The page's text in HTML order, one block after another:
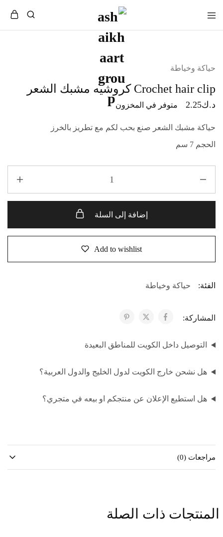
حياكة وخياطة
Crochet hair clip كروشيه مشبك الشعر
د.ك2.25 متوفر في المخزون
حياكة مشبك الشعر صنع بحب لكم مع تطريز بالخرز
الحجم 7 سم
إضافة إلى السلة
Add to wishlist
الفئة: حياكة وخياطة
المشاركة:
التوصيل داخل الكويت للمناطق البعيدة
هل نشحن خارج الكويت لدول الخليج والدول العربية؟
هل استطيع الإعلان عن منتجكم او بيعه في متجري؟
مراجعات (0)